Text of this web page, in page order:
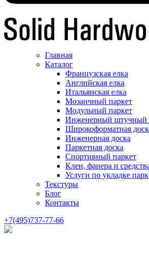
Главная
Каталог
Французская елка
Английская елка
Итальянская елка
Мозаичный паркет
Модульный паркет
Инженерный штучный
Широкоформатная
Инженерная доска
Паркетная доска
Спортивный паркет
Клеи, фанера и
Услуги по укладке
Текстуры
Блог
Контакты
+7(495)737-77-66